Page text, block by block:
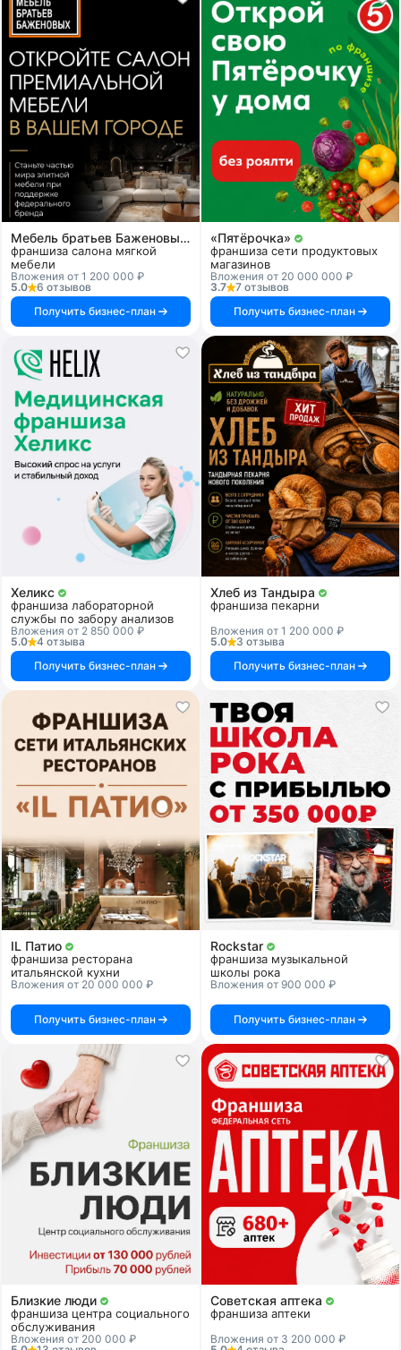
Мебель братьев Баженовых
франшиза салона мягкой
мебели
Вложения от 1 200 000 ₽
5.0
6 отзывов
Получить бизнес-план
«Пятёрочка»
франшиза сети продуктовых
магазинов
Вложения от 20 000 000 ₽
3.7
7 отзывов
Получить бизнес-план
Хеликс
франшиза лабораторной
службы по забору анализов
Вложения от 2 850 000 ₽
5.0
4 отзыва
Получить бизнес-план
Хлеб из Тандыра
франшиза пекарни
Вложения от 1 200 000 ₽
5.0
3 отзыва
Получить бизнес-план
IL Патио
франшиза ресторана
итальянской кухни
Вложения от 20 000 000 ₽
Получить бизнес-план
Rockstar
франшиза музыкальной
школы рока
Вложения от 900 000 ₽
Получить бизнес-план
Близкие люди
франшиза центра социального
обслуживания
Вложения от 200 000 ₽
Советская аптека
франшиза аптеки
Вложения от 3 200 000 ₽